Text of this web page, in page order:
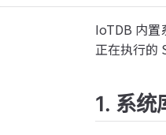
IoTDB 内置
正在执行的
1. 系统